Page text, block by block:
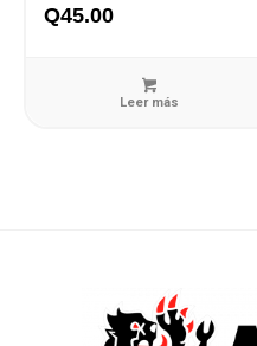
Q45.00
Leer más